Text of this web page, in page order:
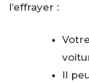
l’effrayer :
Il